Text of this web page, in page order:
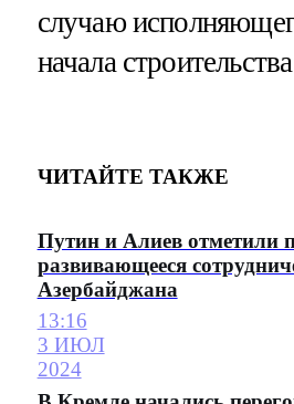
случаю
начала
ЧИТАЙТЕ ТАКЖЕ
Путин и Алиев отметили
развивающееся
Азербайджана
13:16
3 ИЮЛ
2024